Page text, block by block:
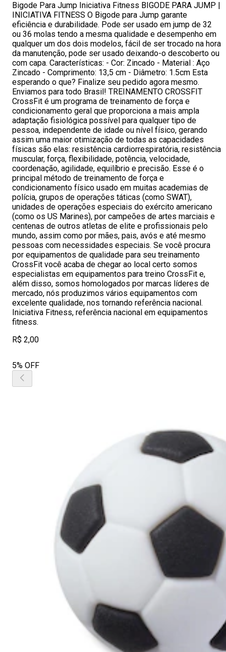
Bigode Para Jump Iniciativa Fitness BIGODE PARA JUMP |
INICIATIVA FITNESS O Bigode para Jump garante
eficiência e durabilidade. Pode ser usado em jump de 32
ou 36 molas tendo a mesma qualidade e desempenho em
qualquer um dos dois modelos, fácil de ser trocado na hora
da manutenção, pode ser usado deixando-o descoberto ou
com capa. Características: - Cor: Zincado - Material : Aço
Zincado - Comprimento: 13,5 cm - Diâmetro: 1.5cm Esta
esperando o que? Finalize seu pedido agora mesmo.
Enviamos para todo Brasil! TREINAMENTO CROSSFIT
CrossFit é um programa de treinamento de força e
condicionamento geral que proporciona a mais ampla
adaptação fisiológica possível para qualquer tipo de
pessoa, independente de idade ou nível físico, gerando
assim uma maior otimização de todas as capacidades
físicas são elas: resistência cardiorrespiratória, resistência
muscular, força, flexibilidade, potência, velocidade,
coordenação, agilidade, equilíbrio e precisão. Esse é o
principal método de treinamento de força e
condicionamento físico usado em muitas academias de
polícia, grupos de operações táticas (como SWAT),
unidades de operações especiais do exército americano
(como os US Marines), por campeões de artes marciais e
centenas de outros atletas de elite e profissionais pelo
mundo, assim como por mães, pais, avós e até mesmo
pessoas com necessidades especiais. Se você procura
por equipamentos de qualidade para seu treinamento
CrossFit você acaba de chegar ao local certo somos
especialistas em equipamentos para treino CrossFit e,
além disso, somos homologados por marcas líderes de
mercado, nós produzimos vários equipamentos com
excelente qualidade, nos tornando referência nacional.
Iniciativa Fitness, referência nacional em equipamentos
fitness.
R$ 2,00
5% OFF